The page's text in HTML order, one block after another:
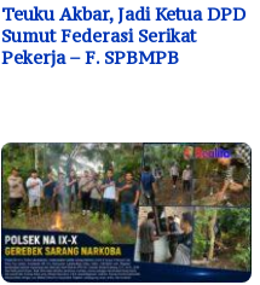
Teuku Akbar, Jadi Ketua DPD
Sumut Federasi Serikat
Pekerja – F. SPBMPB